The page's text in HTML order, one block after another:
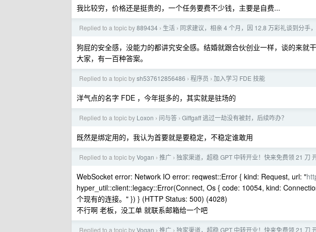
我比较穷，价格还是挺贵的，一个任务要费不少钱，主要是自费...
Replied to a topic by889434 › 生活 › 同求建议，相亲 4 个月，因 12.8 万彩礼谈到分手
狗屁的安全感，没能力的都讲究安全感。结婚就跟合伙创业一样，谈的来就
大家，有一百种答案。
Replied to a topic bysh537612856486 › 程序员 › 加入学习 FDE 技能
洋气点的名字 FDE ，今年挺多的，其实就是驻场的
Replied to a topic by Loxon › 问与答 › Giffgaff 逃过一劫没有被封，后续咋办？
既然是绑定用的，我认为首要就是要稳定，不稳定谁敢用
Replied to a topic byVogan › 推广 › 独家渠道，超稳 GPT 中转开业！快来免费领 21 刀
WebSocket error: Network IO error: reqwest::Error { kind: Request, url: "
hyper_util::client::legacy::Error(Connect, Os { code: 10054, kind:
个现有的连接。" }) } (HTTP Status: 500) (4028)
不行啊 老板，没工单 就联系邮箱给一个吧
Replied to a topic byVogan › 推广 › 独家渠道，超稳 GPT 中转开业！快来免费领 21 刀